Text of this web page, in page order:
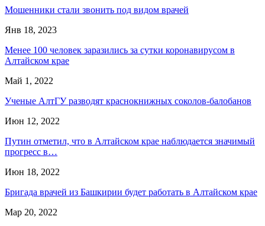
Мошенники стали звонить под видом врачей
Янв 18, 2023
Менее 100 человек заразились за сутки коронавирусом в
Алтайском крае
Май 1, 2022
Ученые АлтГУ разводят краснокнижных соколов-балобанов
Июн 12, 2022
Путин отметил, что в Алтайском крае наблюдается значимый
прогресс в…
Июн 18, 2022
Бригада врачей из Башкирии будет работать в Алтайском крае
Мар 20, 2022